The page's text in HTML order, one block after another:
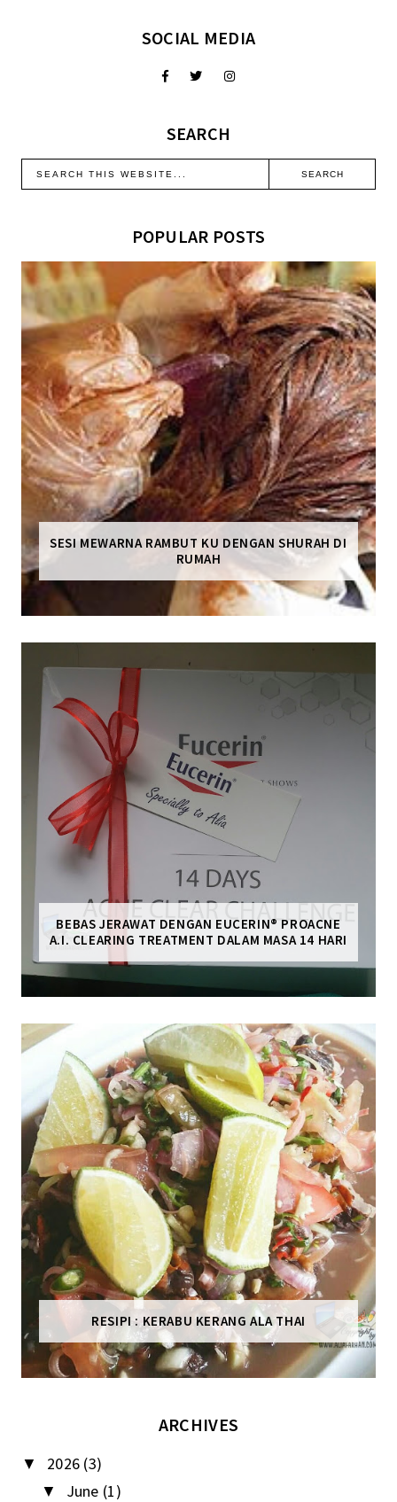
SOCIAL MEDIA
SEARCH
POPULAR POSTS
SESI MEWARNA RAMBUT KU DENGAN SHURAH DI
RUMAH
BEBAS JERAWAT DENGAN EUCERIN® PROACNE
A.I. CLEARING TREATMENT DALAM MASA 14 HARI
RESIPI : KERABU KERANG ALA THAI
ARCHIVES
▼ 2026 (3)
▼ June (1)